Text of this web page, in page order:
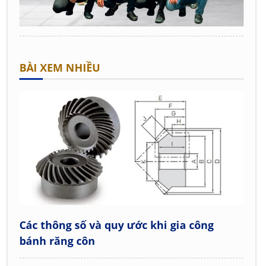
BÀI XEM NHIỀU
Các thông số và quy ước khi gia công
bánh răng côn